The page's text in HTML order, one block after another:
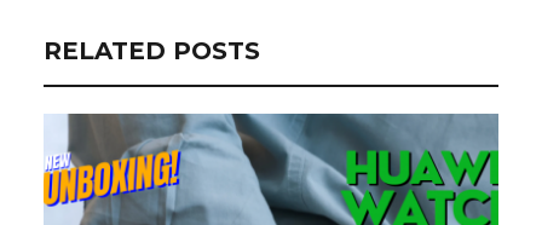
RELATED POSTS